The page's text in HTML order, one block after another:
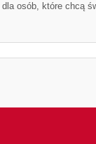
osób, które chcą